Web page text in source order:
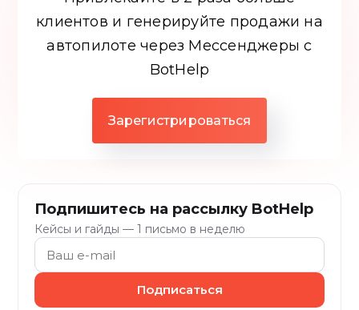
клиентов и генерируйте продажи на
автопилоте через Мессенджеры c
BotHelp
Зарегистрироваться
Подпишитесь на рассылку BotHelp
Кейсы и гайды — 1 письмо в неделю
Подписаться